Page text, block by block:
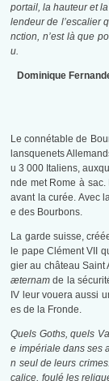
portail, la hauteur et
lendeur de l’escalier
nction, n’est là que
u.
Dominique
Le connétable de
lansquenets
u 3 000 Italiens,
nde met Rome à sac.
avant la curée. Avec
e des Bourbons.
La garde suisse,
le pape Clément VII
gier au château Saint
æternam de la
IV leur vouera aussi
es de la Fronde.
Quels Goths, quels
e impériale dans ses
n seul de leurs
calice, foulé les